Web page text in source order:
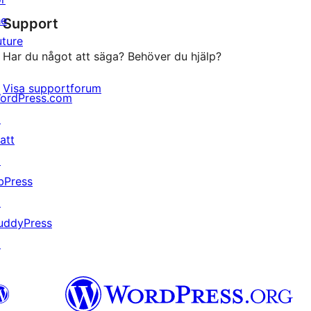
recensioner
Support
Har du något att säga? Behöver du hjälp?
Visa supportforum